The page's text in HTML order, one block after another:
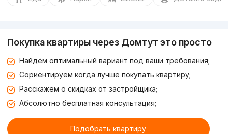
Покупка квартиры через Домтут это просто
Найдём оптимальный вариант под ваши требования;
Сориентируем когда лучше покупать квартиру;
Расскажем о скидках от застройщика;
Абсолютно бесплатная консультация;
Подобрать квартиру